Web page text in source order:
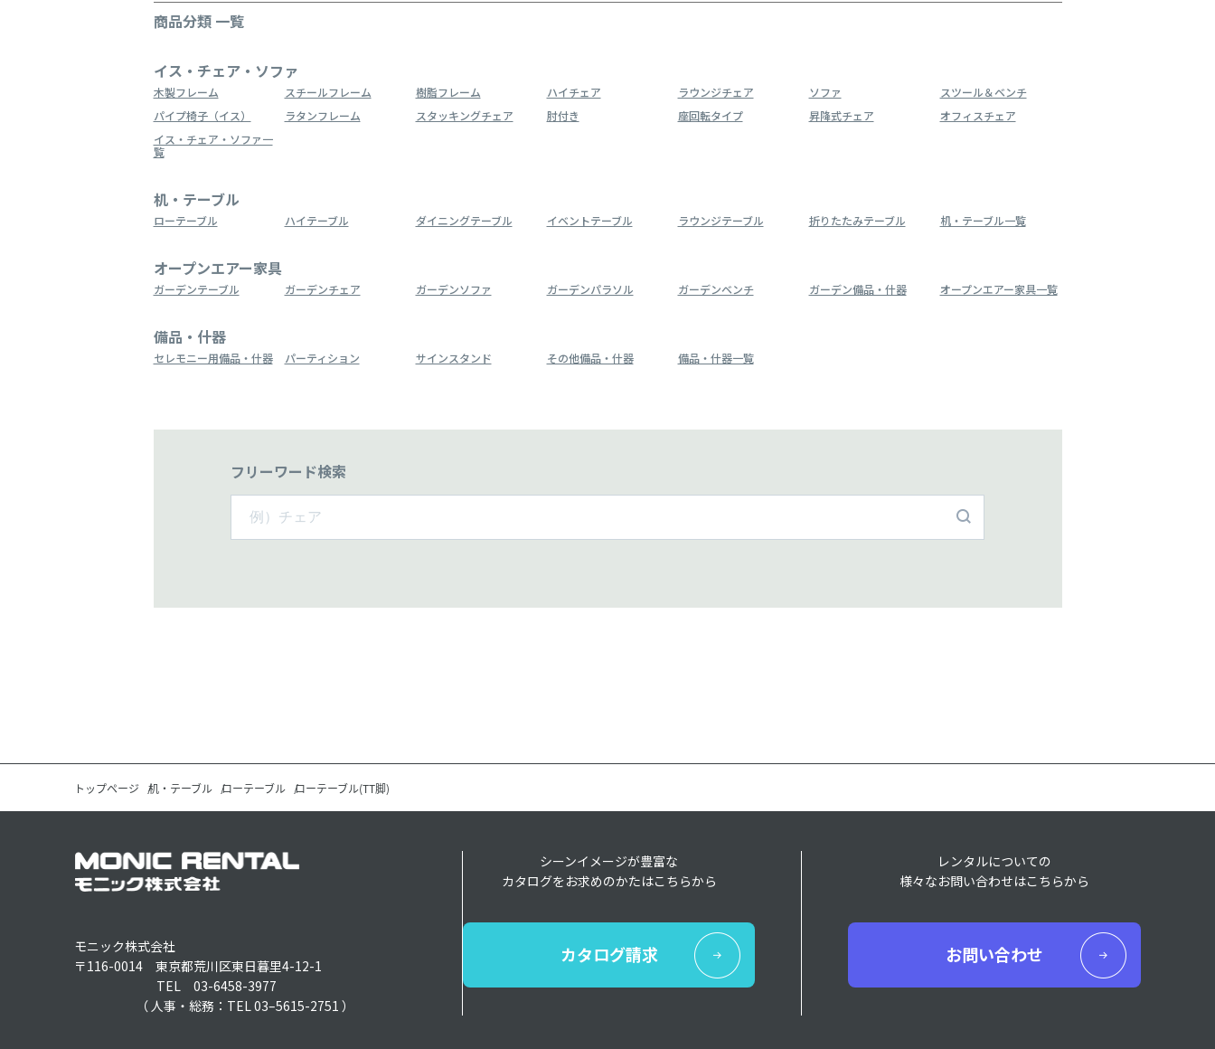
商品分類 一覧
イス・チェア・ソファ
木製フレーム スチールフレーム 樹脂フレーム ハイチェア ラウンジチェア ソファ
スツール＆ベンチ
パイプ椅子（イス）
ラタンフレーム スタッキングチェア 肘付き 座回転タイプ 昇降式チェア
オフィスチェア
イス・チェア・ソファ一
覧
机・テーブル
ローテーブル ハイテーブル ダイニングテーブル イベントテーブル ラウンジテーブル 折りたたみテーブル 机・テーブル一覧
オープンエアー家具
ガーデンテーブル ガーデンチェア ガーデンソファ ガーデンパラソル ガーデンベンチ ガーデン備品・什器 オープンエアー家具一覧
備品・什器
セレモニー用備品・什器 パーティション サインスタンド その他備品・什器 備品・什器一覧
フリーワード検索
トップページ 机・テーブル ローテーブル ローテーブル(TT脚)
モニック株式会社
〒116-0014 東京都荒川区東日暮里4-12-1
TEL 03-6458-3977
（ 人事・総務：TEL 03–5615-2751 ）
シーンイメージが豊富な
カタログをお求めのかたはこちらから
カタログ請求
レンタルについての
様々なお問い合わせはこちらから
お問い合わせ